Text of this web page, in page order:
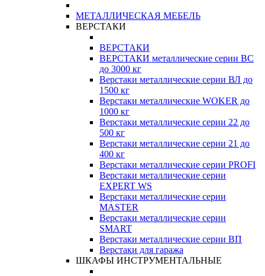
МЕТАЛЛИЧЕСКАЯ МЕБЕЛЬ
ВЕРСТАКИ
ВЕРСТАКИ
ВЕРСТАКИ металлические серии ВС
до 3000 кг
Верстаки металлические серии ВЛ до
1500 кг
Верстаки металлические WOKER до
1000 кг
Верстаки металлические серии 22 до
500 кг
Верстаки металлические серии 21 до
400 кг
Верстаки металлические серии PROFI
Верстаки металлические серии
EXPERT WS
Верстаки металлические серии
MASTER
Верстаки металлические серии
SMART
Верстаки металлические серии ВП
Верстаки для гаража
ШКАФЫ ИНСТРУМЕНТАЛЬНЫЕ